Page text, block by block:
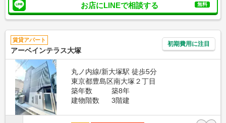
お店にLINEで相談する 無料
賃貸アパート
アーベインテラス大塚
初期費用に注目
丸ノ内線/新大塚駅 徒歩5分
東京都豊島区南大塚２丁目
築年数
築8年
建物階数
3階建